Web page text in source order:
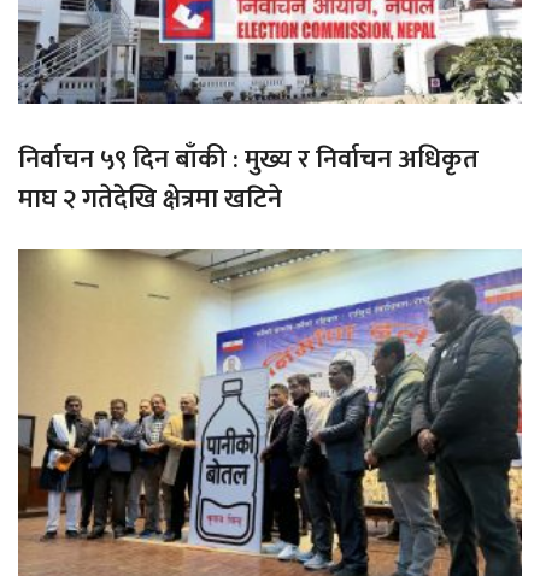
निर्वाचन ५९ दिन बाँकी : मुख्य र निर्वाचन अधिकृत
माघ २ गतेदेखि क्षेत्रमा खटिने